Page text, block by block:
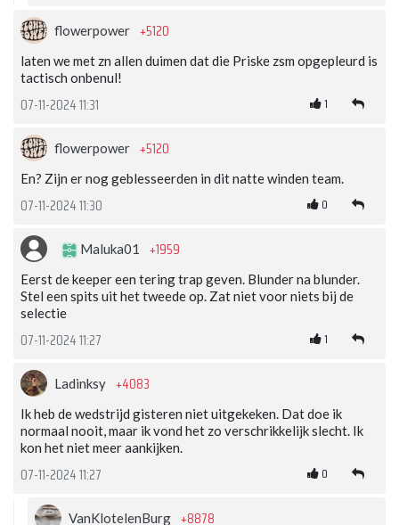
flowerpower +5120
laten we met zn allen duimen dat die Priske zsm opgepleurd is
tactisch onbenul!
07-11-2024 11:31 1
flowerpower +5120
En? Zijn er nog geblesseerden in dit natte winden team.
07-11-2024 11:30 0
Maluka01 +1959
Eerst de keeper een tering trap geven. Blunder na blunder.
Stel een spits uit het tweede op. Zat niet voor niets bij de
selectie
07-11-2024 11:27 1
Ladinksy +4083
Ik heb de wedstrijd gisteren niet uitgekeken. Dat doe ik
normaal nooit, maar ik vond het zo verschrikkelijk slecht. Ik
kon het niet meer aankijken.
07-11-2024 11:27 0
VanKlotelenBurg +8878